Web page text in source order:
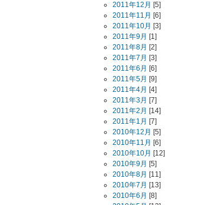
2011年12月 [5]
2011年11月 [6]
2011年10月 [3]
2011年9月 [1]
2011年8月 [2]
2011年7月 [3]
2011年6月 [6]
2011年5月 [9]
2011年4月 [4]
2011年3月 [7]
2011年2月 [14]
2011年1月 [7]
2010年12月 [5]
2010年11月 [6]
2010年10月 [12]
2010年9月 [5]
2010年8月 [11]
2010年7月 [13]
2010年6月 [8]